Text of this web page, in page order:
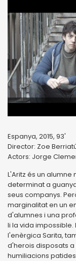
Espanya, 2015, 93'
Director: Zoe
Actors: Jorge
L'Aritz és un
determinat a
seus companys.
marginalitat en un
d'alumnes i una
li la vida
l'enèrgica Sarita,
d'herois disposats
humiliacions